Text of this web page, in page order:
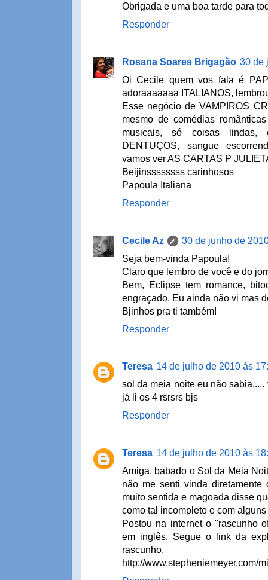
Obrigada e uma boa tarde para
Responder
Rosana Soares Brigagão 30 de
Oi Cecile quem vos fala é
adoraaaaaaa ITALIANOS,
Esse negócio de VAMPIROS
mesmo de comédias
musicais, só coisas lindas,
DENTUÇOS, sangue
vamos ver AS CARTAS P
Beijinssssssss carinhosos
Papoula Italiana
Responder
Cecile Az
30 de junho de
Seja bem-vinda Papoula!
Claro que lembro de você e do
Bem, Eclipse tem romance,
engraçado. Eu ainda não vi mas
Bjinhos pra ti também!
Responder
Teresa 14 de julho de 2010 às
sol da meia noite eu não
já li os 4 rsrsrs bjs
Responder
Teresa 14 de julho de 2010 às
Amiga, babado o Sol da Meia
não me senti vinda
muito sentida e magoada disse
como tal incompleto e com
Postou na internet o "rascunho
em inglês. Segue o link da
rascunho.
http://www.stepheniemeyer.com/